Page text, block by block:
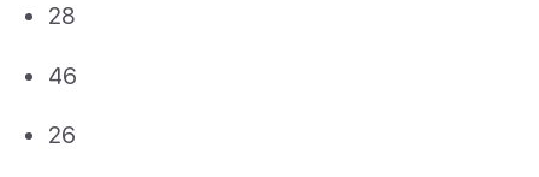
28
46
26